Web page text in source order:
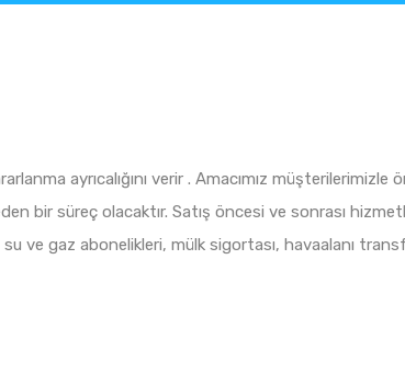
ayrıcalığını verir . Amacımız müşterilerimizle
bir süreç olacaktır. Satış öncesi ve sonrası
ve gaz abonelikleri, mülk sigortası, havaalanı